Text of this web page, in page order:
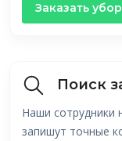
Заказать
Поиск
Наши сотрудники
запишут точные